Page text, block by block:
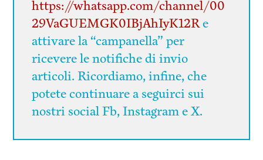
https://whatsapp.com/channel/00
29VaGUEMGK0IBjAhIyK12Re
attivare la “campanella” per
ricevere le notifiche di invio
articoli. Ricordiamo, infine, che
potete continuare a seguirci sui
nostri social Fb, Instagram e X.